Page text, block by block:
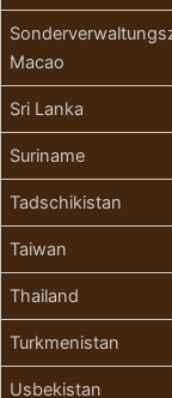
Macao
Sri Lanka
Suriname
Tadschikistan
Taiwan
Thailand
Turkmenistan
Usbekistan